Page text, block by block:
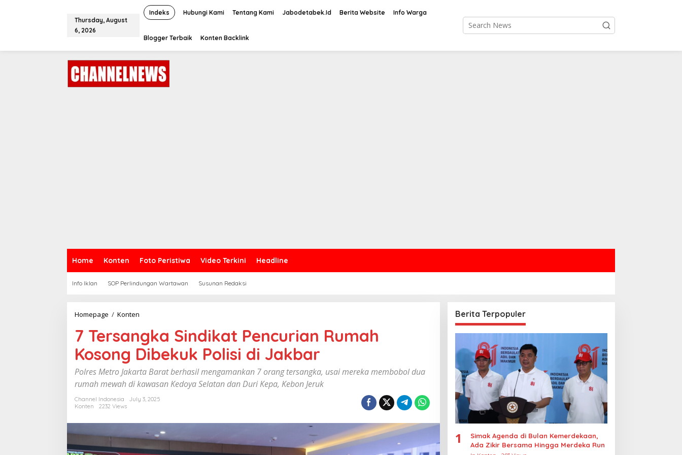
o
Thursday, August
6, 2026
Indeks Hubungi Kami Tentang Kami Jabodetabek.Id Berita Website Info Warga
Blogger Terbaik Konten Backlink
Home Konten Foto Peristiwa Video Terkini Headline
Info Iklan SOP Perlindungan Wartawan Susunan Redaksi
Homepage / Konten
e
r
s
a
n
k
a
n
k
7 Tersangka Sindikat Pencurian Rumah
Kosong Dibekuk Polisi di Jakbar
Polres Metro Jakarta Barat berhasil mengamankan 7 orang tersangka, usai mereka membobol dua
rumah mewah di kawasan Kedoya Selatan dan Duri Kepa, Kebon Jeruk
Channel Indonesia
July 3, 2025
Konten
2232 Views
Berita Terpopuler
1
Simak Agenda di Bulan Kemerdekaan,
Ada Zikir Bersama Hingga Merdeka Run